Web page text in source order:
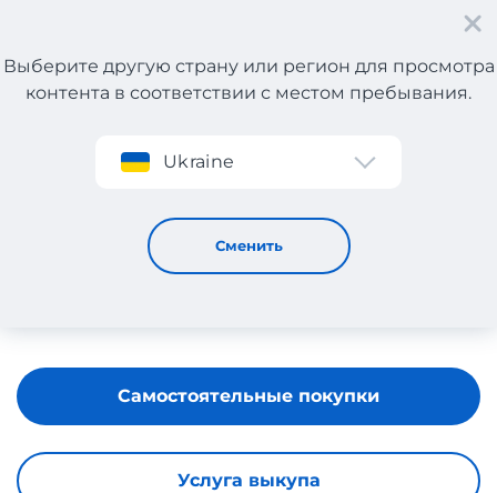
Регистрация
Выберите другую страну или регион для просмотра
контента в соответствии с местом пребывания.
Ukraine
Сменить
Italeen
Услуга выкупа
Самостоятельные покупки